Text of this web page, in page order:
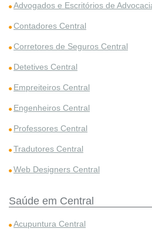
Advogados e Escritórios de
Contadores Central
Corretores de Seguros Central
Detetives Central
Empreiteiros Central
Engenheiros Central
Professores Central
Tradutores Central
Web Designers Central
Saúde em Central
Acupuntura Central